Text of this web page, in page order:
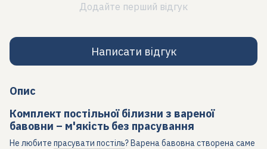
Додайте перший відгук
Написати відгук
Опис
Комплект постільної білизни з вареної
бавовни – м'якість без прасування
Не любите прасувати постіль? Варена бавовна створена саме